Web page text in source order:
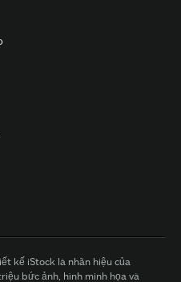
kế iStock là nhãn hiệu của
bức ảnh, hình minh họa và